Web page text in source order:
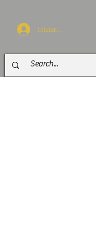
Iniciar sesión